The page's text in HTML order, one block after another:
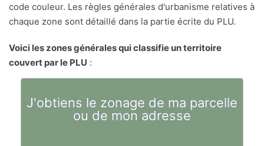
code couleur. Les règles générales d'urbanisme relatives à
chaque zone sont détaillé dans la partie écrite du PLU.
Voici les zones générales qui classifie un territoire
couvert par le PLU :
J'obtiens le zonage de ma parcelle
ou de mon adresse